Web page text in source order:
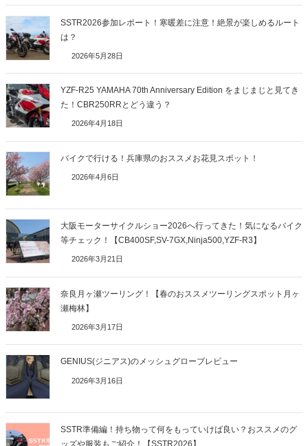
SSTR2026参加レポート！寒暖差に注意！絶景が楽しめるルート
は？
2026年5月28日
YZF-R25 YAMAHA 70th Anniversary Edition をまじまじと見てき
た！CBR250RRとどう違う？
2026年4月18日
バイクで行ける！兵庫県のおススメお花見スポット！
2026年4月6日
大阪モーターサイクルショー2026へ行ってきた！気になるバイク
等チェック！【CB400SF,SV-7GX,Ninja500,YZF-R3】
2026年3月21日
奈良月ヶ瀬ツーリング！【春のおススメツーリングスポット月ヶ
瀬梅林】
2026年3月17日
GENIUS(ジニアス)のメッシュグローブレビュー
2026年3月16日
SSTR準備編！持ち物って何をもっていけば良い？おススメのグ
ッズや服装もご紹介！【SSTR2026】